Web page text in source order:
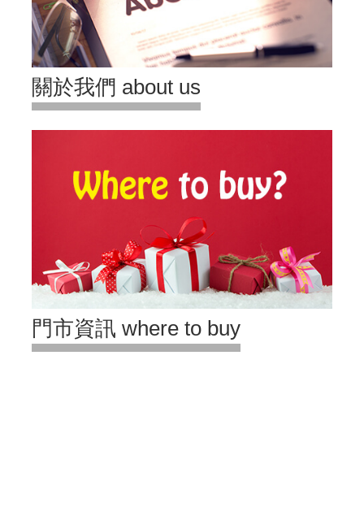
關於我們 about us
門市資訊 where to buy